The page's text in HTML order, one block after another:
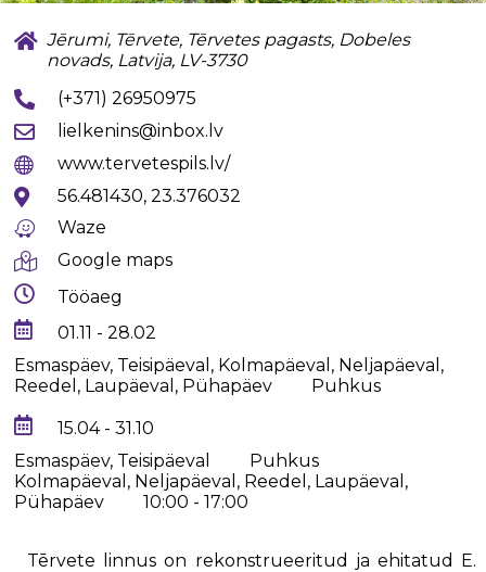
Jērumi, Tērvete, Tērvetes pagasts, Dobeles
novads, Latvija, LV-3730
(+371) 26950975
lielkenins@inbox.lv
www.tervetespils.lv/
56.481430, 23.376032
Waze
Google maps
Tööaeg
01.11 - 28.02
Esmaspäev, Teisipäeval, Kolmapäeval, Neljapäeval,
Reedel, Laupäeval, Pühapäev
Puhkus
15.04 - 31.10
Esmaspäev, Teisipäeval
Puhkus
Kolmapäeval, Neljapäeval, Reedel, Laupäeval,
Pühapäev
10:00 - 17:00
Tērvete linnus on rekonstrueeritud ja ehitatud E.